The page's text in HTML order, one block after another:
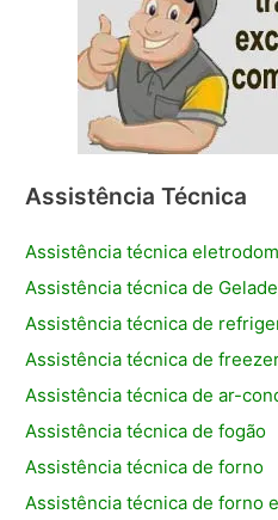
Assistência Técnica
Assistência técnica
Assistência técnica de
Assistência técnica de
Assistência técnica de
Assistência técnica de ar-
Assistência técnica de fogão
Assistência técnica de forno
Assistência técnica de forno